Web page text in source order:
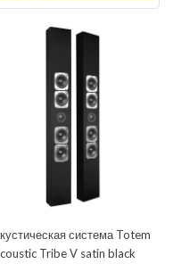
система Totem
Tribe V satin black